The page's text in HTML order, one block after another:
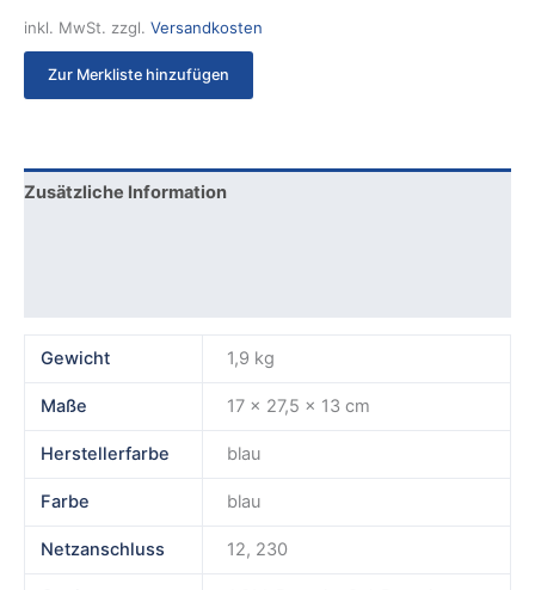
inkl. MwSt. zzgl. Versandkosten
Zur Merkliste hinzufügen
Zusätzliche Information
Gewicht 1,9 kg
Maße 17 × 27,5 × 13 cm
Herstellerfarbe blau
Farbe blau
Netzanschluss 12, 230